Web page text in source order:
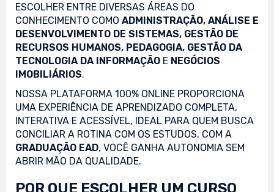
ESCOLHER ENTRE DIVERSAS ÁREAS DO
CONHECIMENTO COMO ADMINISTRAÇÃO, ANÁLISE E
DESENVOLVIMENTO DE SISTEMAS, GESTÃO DE
RECURSOS HUMANOS, PEDAGOGIA, GESTÃO DA
TECNOLOGIA DA INFORMAÇÃO E NEGÓCIOS
IMOBILIÁRIOS.
NOSSA PLATAFORMA 100% ONLINE PROPORCIONA
UMA EXPERIÊNCIA DE APRENDIZADO COMPLETA,
INTERATIVA E ACESSÍVEL, IDEAL PARA QUEM BUSCA
CONCILIAR A ROTINA COM OS ESTUDOS. COM A
GRADUAÇÃO EAD, VOCÊ GANHA AUTONOMIA SEM
ABRIR MÃO DA QUALIDADE.
POR QUE ESCOLHER UM CURSO